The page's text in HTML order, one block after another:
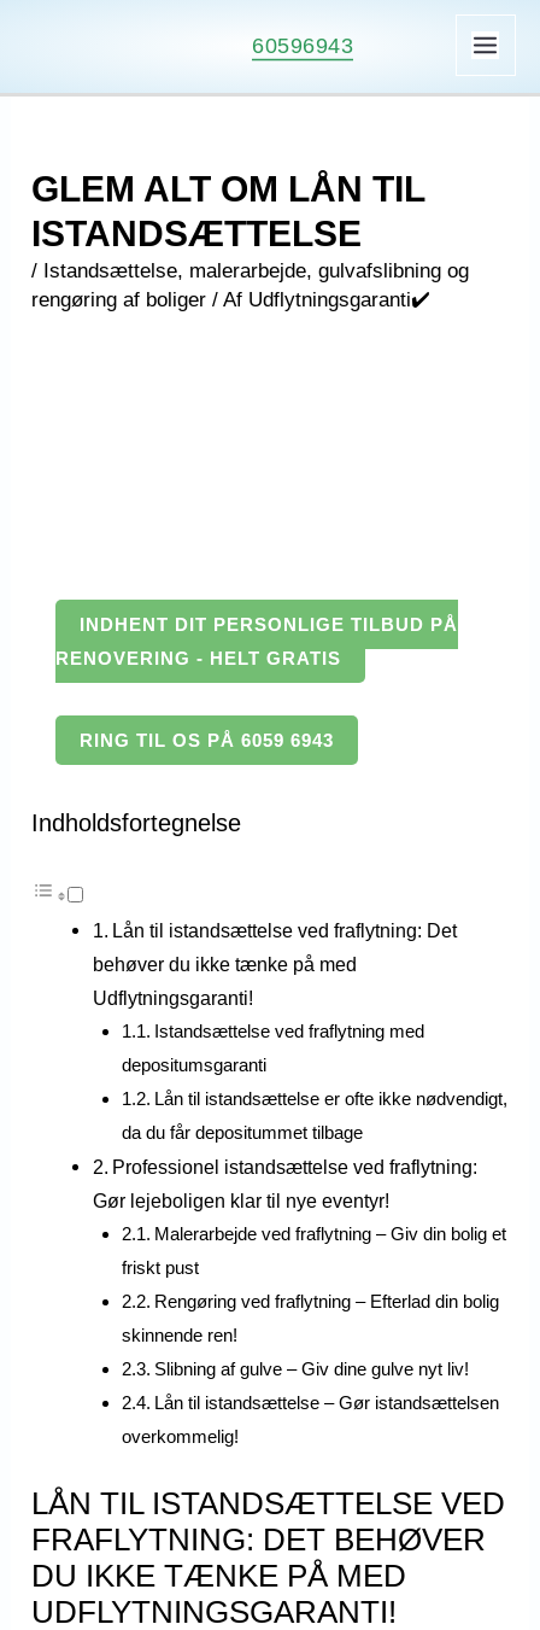
60596943
GLEM ALT OM LÅN TIL
ISTANDSÆTTELSE
/ Istandsættelse, malerarbejde, gulvafslibning og
rengøring af boliger / Af Udflytningsgaranti✔️
INDHENT DIT PERSONLIGE TILBUD PÅ
RENOVERING - HELT GRATIS
RING TIL OS PÅ 6059 6943
Indholdsfortegnelse
Lån til istandsættelse ved fraflytning: Det
behøver du ikke tænke på med
Udflytningsgaranti!
Istandsættelse ved fraflytning med
depositumsgaranti
Lån til istandsættelse er ofte ikke nødvendigt,
da du får depositummet tilbage
Professionel istandsættelse ved fraflytning:
Gør lejeboligen klar til nye eventyr!
Malerarbejde ved fraflytning – Giv din bolig et
friskt pust
Rengøring ved fraflytning – Efterlad din bolig
skinnende ren!
Slibning af gulve – Giv dine gulve nyt liv!
Lån til istandsættelse – Gør istandsættelsen
overkommelig!
LÅN TIL ISTANDSÆTTELSE VED
FRAFLYTNING: DET BEHØVER
DU IKKE TÆNKE PÅ MED
UDFLYTNINGSGARANTI!